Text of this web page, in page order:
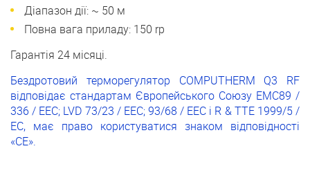
Діапазон дії: ~ 50 м
Повна вага приладу: 150 rp
Гарантія 24 місяці.
Бездротовий терморегулятор COMPUTHERM Q3 RF
відповідає стандартам Європейського Союзу EMC89 /
336 / EEC; LVD 73/23 / EEC; 93/68 / EEC і R & TTE 1999/5 /
EC, має право користуватися знаком відповідності
«CE».